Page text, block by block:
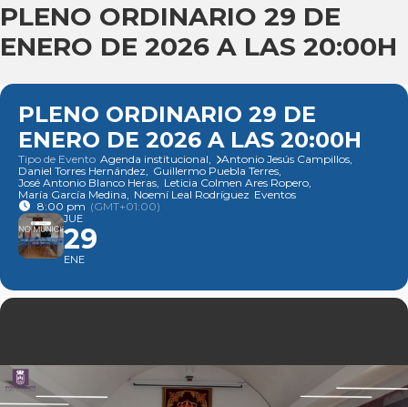
PLENO ORDINARIO 29 DE
ENERO DE 2026 A LAS 20:00H
PLENO ORDINARIO 29 DE
ENERO DE 2026 A LAS 20:00H
Tipo de Evento Agenda institucional,
Antonio Jesús Campillos,
Daniel Torres Hernández, Guillermo Puebla Terres,
José Antonio Blanco Heras, Leticia Colmen Ares Ropero,
María García Medina, Noemí Leal Rodríguez Eventos
8:00 pm (GMT+01:00)
JUE
29
ENE